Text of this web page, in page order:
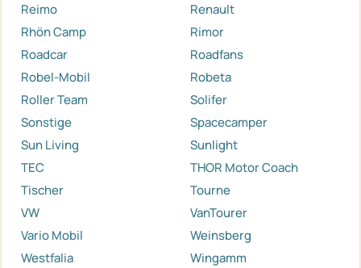
Reimo
Renault
Rhön Camp
Rimor
Roadcar
Roadfans
Robel-Mobil
Robeta
Roller Team
Solifer
Sonstige
Spacecamper
Sun Living
Sunlight
TEC
THOR Motor Coach
Tischer
Tourne
VW
VanTourer
Vario Mobil
Weinsberg
Westfalia
Wingamm